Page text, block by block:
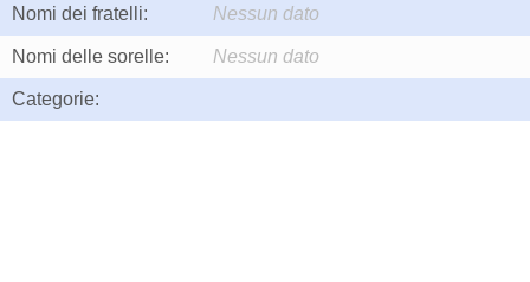
Nomi dei fratelli: Nessun dato
Nomi delle sorelle: Nessun dato
Categorie: